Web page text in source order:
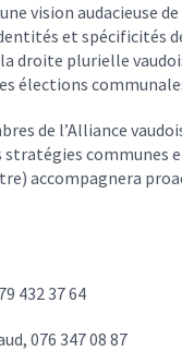
vision audacieuse
et spécificités
plurielle
élections
de l’Alliance
communes
accompagnera
432 37 64
076 347 08 87